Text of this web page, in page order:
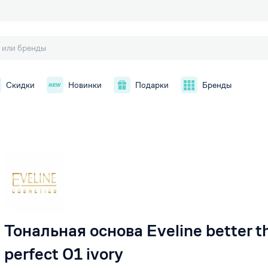
Скидки Новинки Подарки Бренды
Тональная основа Eveline better
perfect 01 ivory